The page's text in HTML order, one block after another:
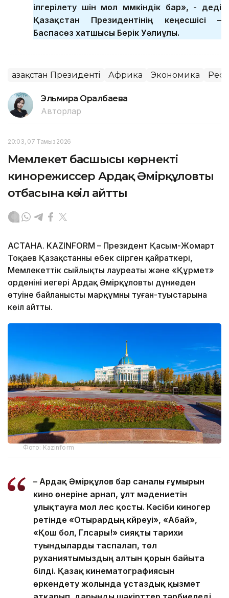
ілгерілету үшін мол мүмкіндік бар», - деді
Қазақстан Президентінің кеңесшісі –
Баспасөз хатшысы Берік Уәлиұлы.
Қазақстан Президенті Африка Экономика
Эльмира Оралбаева
Авторлар
20:03, 07 Тамыз 2026
Мемлекет басшысы көрнекті
кинорежиссер Ардақ Әмірқұловтың
отбасына көңіл айтты
АСТАНА. KAZINFORM – Президент Қасым-Жомарт
Тоқаев Қазақстанның еңбек сіңірген қайраткері,
Мемлекеттік сыйлықтың лауреаты және «Құрмет»
орденінің иегері Ардақ Әмірқұловтың дүниеден
өтуіне байланысты марқұмның туған-туыстарына
көңіл айтты.
Фото: Kazinform
– Ардақ Әмірқұлов бар саналы ғұмырын
кино өнеріне арнап, ұлт мәдениетін
ұлықтауға мол үлес қосты. Кәсіби киногер
ретінде «Отырардың күйреуі», «Абай»,
«Қош бол, Гүлсары!» сияқты тарихи
туындыларды таспалап, төл
руханиятымыздың алтын қорын байыта
білді. Қазақ кинематографиясын
өркендету жолында ұстаздық қызмет